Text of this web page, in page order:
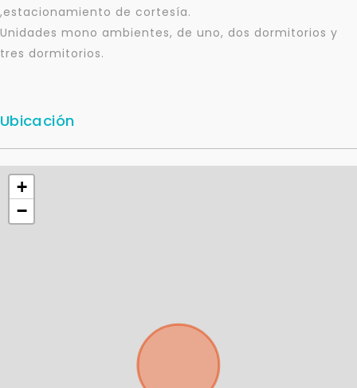
,estacionamiento de cortesía.
Unidades mono ambientes, de uno, dos dormitorios y
tres dormitorios.
Ubicación
+
−
sistema de gestión de clientes.